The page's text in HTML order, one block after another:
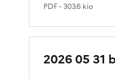
PDF- 303.6 kio
2026 05 31